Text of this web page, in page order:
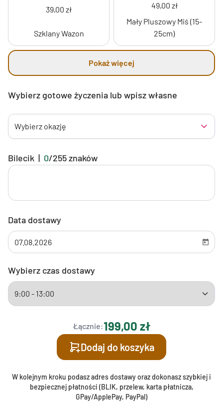
39,00 zł
Szklany Wazon
49,00 zł
Mały Pluszowy Miś (15-
25cm)
Pokaż więcej
Wybierz gotowe życzenia lub wpisz własne
Wybierz okazję
Bilecik | 0/255znaków
Data dostawy
Wybierz czas dostawy
Łącznie:199,00 zł
Dodaj do koszyka
W kolejnym kroku podasz adres dostawy oraz dokonasz szybkiej i
bezpiecznej płatności (BLIK, przelew, karta płatnicza,
GPay/ApplePay, PayPal)